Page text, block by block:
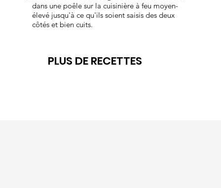
parfait
dans une poêle sur la cuisinière à feu moyen-
élevé jusqu'à ce qu'ils soient saisis des deux
côtés et bien cuits.
PLUS DE RECETTES